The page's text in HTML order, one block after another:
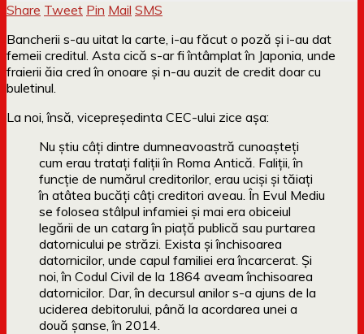
Share Tweet Pin Mail SMS
Bancherii s-au uitat la carte, i-au făcut o poză și i-au dat
femeii creditul. Asta cică s-ar fi întâmplat în Japonia, unde
fraierii ăia cred în onoare și n-au auzit de credit doar cu
buletinul.
La noi, însă, vicepreședinta CEC-ului zice așa:
Nu ştiu câţi dintre dumneavoastră cunoaşteţi
cum erau trataţi faliţii în Roma Antică. Faliţii, în
funcţie de numărul creditorilor, erau ucişi şi tăiaţi
în atâtea bucăţi câţi creditori aveau. În Evul Mediu
se folosea stâlpul infamiei şi mai era obiceiul
legării de un catarg în piaţă publică sau purtarea
datornicului pe străzi. Exista şi închisoarea
datornicilor, unde capul familiei era încarcerat. Şi
noi, în Codul Civil de la 1864 aveam închisoarea
datornicilor. Dar, în decursul anilor s-a ajuns de la
uciderea debitorului, până la acordarea unei a
două şanse, în 2014.